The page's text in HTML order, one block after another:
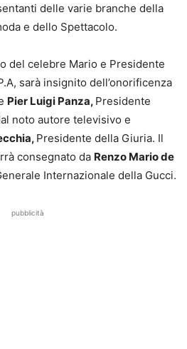
delle varie branche della
e dello Spettacolo.
del celebre Mario e Presidente
sarà insignito dell’onorificenza
Pier Luigi Panza, Presidente
noto autore televisivo e
Presidente della Giuria. Il
consegnato da Renzo Mario de
Internazionale della Gucci.
pubblicità